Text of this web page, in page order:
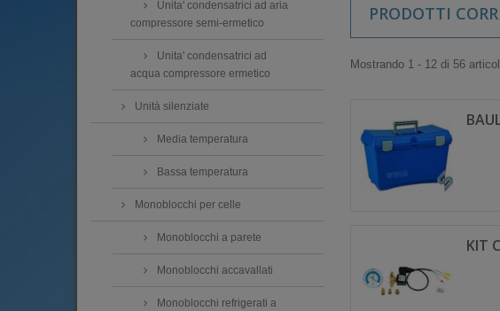
Unita' condensatrici ad aria
compressore semi-ermetico
Unita' condensatrici ad
acqua compressore ermetico
Unità silenziate
Media temperatura
Bassa temperatura
Monoblocchi per celle
Monoblocchi a parete
Monoblocchi accavallati
Monoblocchi refrigerati a
PRODOTTI
Mostrando 1 - 12 di 56
KIT